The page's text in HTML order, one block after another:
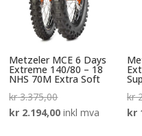
Metzeler MCE 6 Days
Extreme 140/80 – 18
NHS 70M Extra Soft
kr3.375,00Opprinnelig
pris
kr 2.194,00Nåværende
inkl mva
kr
kr